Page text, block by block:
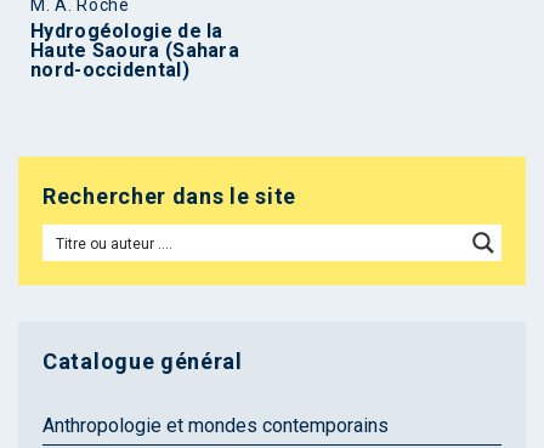
M. A. Roche
Hydrogéologie de la
Haute Saoura (Sahara
nord-occidental)
Rechercher dans le site
Catalogue général
Anthropologie et mondes contemporains